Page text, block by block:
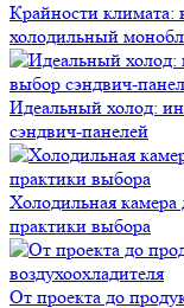
Крайности
холодильный
Идеальный холод:
сэндвич-панелей
Холодильная камера
практики выбора
От проекта до